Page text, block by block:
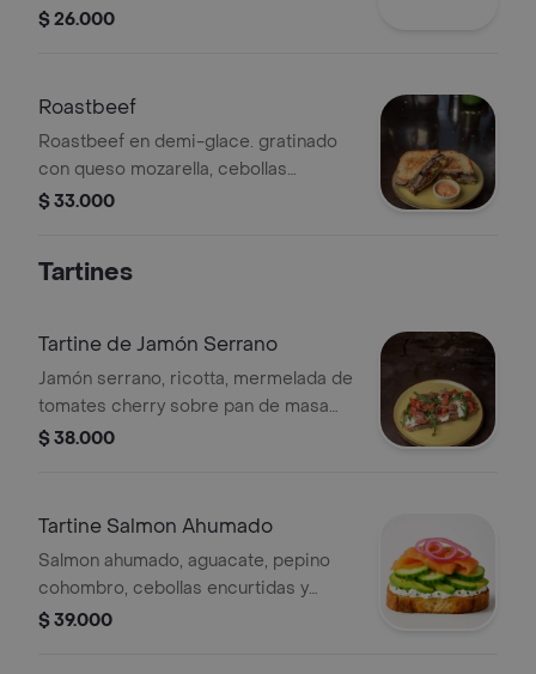
bechamel en pan miga integral.
$ 26.000
Roastbeef
Roastbeef en demi-glace. gratinado
con queso mozarella, cebollas
caramelizadas en pan baguette.
$ 33.000
Tartines
Tartine de Jamón Serrano
Jamón serrano, ricotta, mermelada de
tomates cherry sobre pan de masa
madre.
$ 38.000
Tartine Salmon Ahumado
Salmon ahumado, aguacate, pepino
cohombro, cebollas encurtidas y
queso crema con cebollin sobre pan
$ 39.000